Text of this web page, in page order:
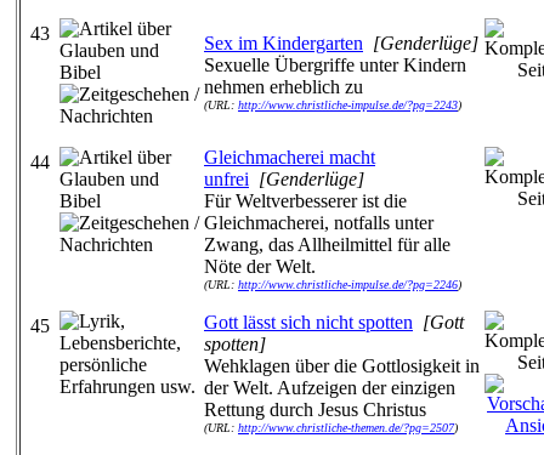
43 Sex im Kindergarten [Genderlüge]
Sexuelle Übergriffe unter Kindern
nehmen erheblich zu
(URL: http://www.christliche-impulse.de/?pg=2243)
44
Gleichmacherei macht
unfrei [Genderlüge]
Für Weltverbesserer ist die
Gleichmacherei, notfalls unter
Zwang, das Allheilmittel für alle
Nöte der Welt.
(URL: http://www.christliche-impulse.de/?pg=2246)
45 Gott lässt sich nicht spotten [Gott
spotten]
Wehklagen über die Gottlosigkeit in
der Welt. Aufzeigen der einzigen
Rettung durch Jesus Christus
(URL: http://www.christliche-themen.de/?pg=2507)